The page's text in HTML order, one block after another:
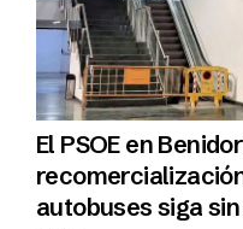
El PSOE en
autobuses siga